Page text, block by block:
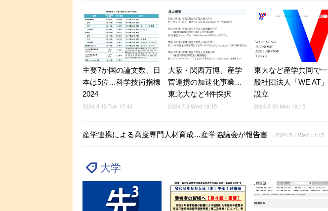
主要7か国の論文数、日
本は5位…科学技術指標
2024
2024.8.13 Tue 17:45
大阪・関西万博、産学
官連携の加速化事業…
東北大など4件採択
2024.7.3 Wed 19:15
東大など産学共同で一
般社団法人「WE AT」
設立
2024.5.20 Mon 16:15
産学連携による高度専門人材育成…産学協議会が報告書 2024.5.1 Wed 11:15
大学